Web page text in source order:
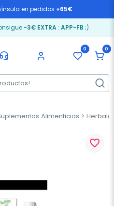
en pedidos +65€
-3€ EXTRA: APP-FB ;)
0 0
Alimenticios
favorite_border